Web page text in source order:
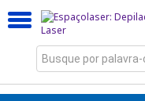
Busque por